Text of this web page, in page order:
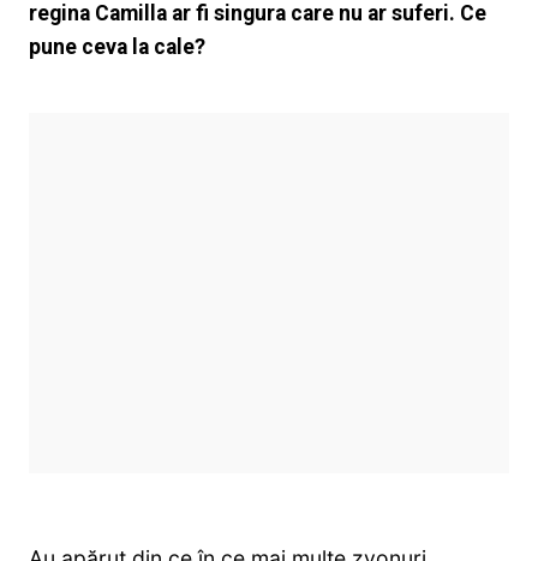
regina Camilla ar fi singura care nu ar suferi. Ce
pune ceva la cale?